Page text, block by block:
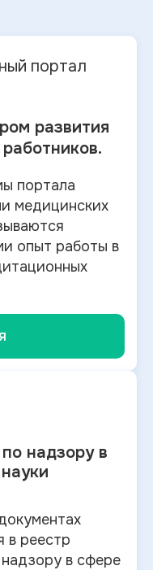
портал
развития
портала
медицинских
опыт работы в
надзору в
в реестр
в сфере